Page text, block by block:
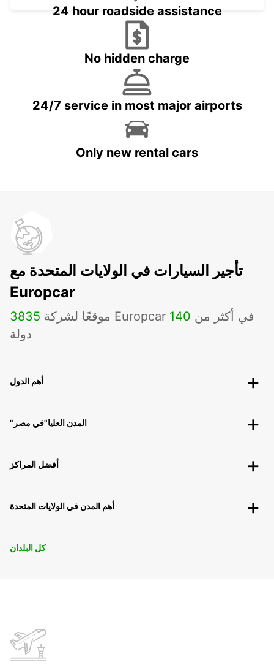
24 hour roadside assistance
No hidden charge
24/7 service in most major airports
Only new rental cars
تأجير السيارات في الولايات المتحدة مع
Europcar
3835 موقعًا لشركة Europcar في أكثر من 140
دولة
أهم الدول
"المدن العليا"في مصر
أفضل المراكز
أهم المدن في الولايات المتحدة
كل البلدان